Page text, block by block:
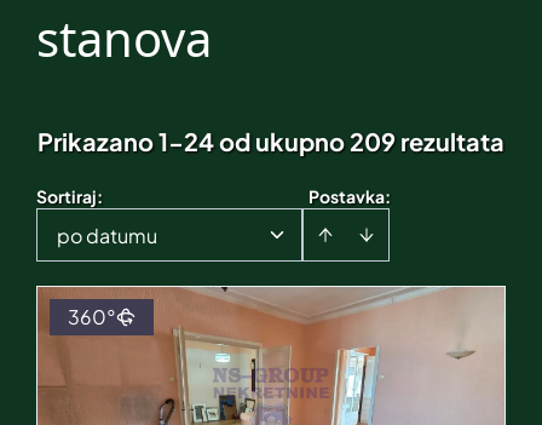
stanova
Prikazano 1-24 od ukupno 209 rezultata
Postavka:
Sortiraj:
po datumu
360°